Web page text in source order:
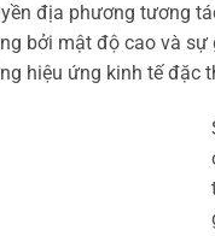
địa phương tương
bởi mật độ cao và sự
hiệu ứng kinh tế đặc